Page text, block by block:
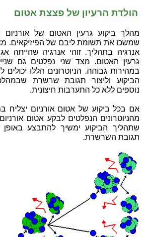
הולדת הרעיון של פצצת אטום
מהלך ביקוע גרעין האטום של
שמשכו את תשומת ליבם של
אנרגיה בתהליך. זוהי אנרגיה שהייתה
גרעין האטום. מצד שני נפלטים גם
במהירות גבוהה. הניוטרונים הללו
הביקוע וליצור תגובת שרשרת
נוספים ללא כל התערבות חיצונית.
אם בכל ביקוע של אטום אורניום יצליח
מהניוטרונים הנפלטים לבקע אטום
שתהליך הביקוע ימשיך להתבצע באופן
תגובת השרשרת.